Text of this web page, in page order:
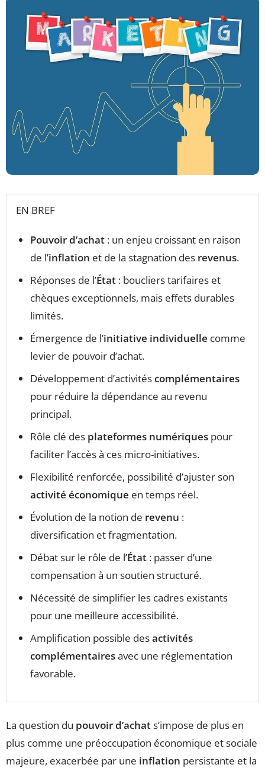
EN BREF
Pouvoir d’achat : un enjeu croissant en raison
de l’inflation et de la stagnation des revenus.
Réponses de l’État : boucliers tarifaires et
chèques exceptionnels, mais effets durables
limités.
Émergence de l’initiative individuelle comme
levier de pouvoir d’achat.
Développement d’activitéscomplémentaires
pour réduire la dépendance au revenu
principal.
Rôle clé des plateformes numériques pour
faciliter l’accès à ces micro-initiatives.
Flexibilité renforcée, possibilité d’ajuster son
activité économique en temps réel.
Évolution de la notion de revenu :
diversification et fragmentation.
Débat sur le rôle de l’État : passer d’une
compensation à un soutien structuré.
Nécessité de simplifier les cadres existants
pour une meilleure accessibilité.
Amplification possible desactivités
complémentairesavec une réglementation
favorable.
La question du pouvoir d’achats’impose de plus en
plus comme une préoccupation économique et sociale
majeure, exacerbée par une inflation persistante et la